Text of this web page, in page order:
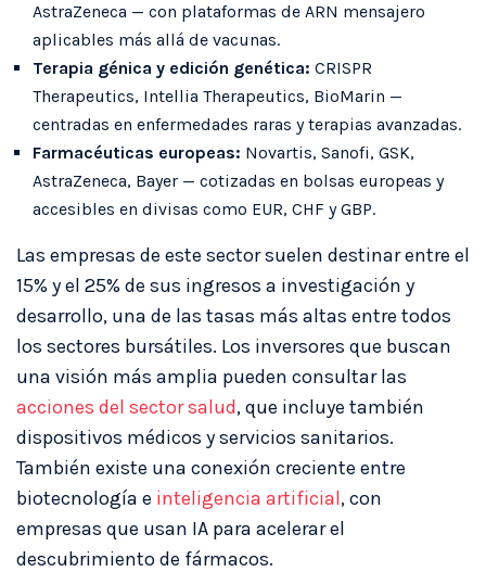
AstraZeneca — con plataformas de ARN mensajero
aplicables más allá de vacunas.
Terapia génica y edición genética: CRISPR
Therapeutics, Intellia Therapeutics, BioMarin —
centradas en enfermedades raras y terapias avanzadas.
Farmacéuticas europeas: Novartis, Sanofi, GSK,
AstraZeneca, Bayer — cotizadas en bolsas europeas y
accesibles en divisas como EUR, CHF y GBP.
Las empresas de este sector suelen destinar entre el
15% y el 25% de sus ingresos a investigación y
desarrollo, una de las tasas más altas entre todos
los sectores bursátiles. Los inversores que buscan
una visión más amplia pueden consultar las
acciones del sector salud, que incluye también
dispositivos médicos y servicios sanitarios.
También existe una conexión creciente entre
biotecnología e inteligencia artificial, con
empresas que usan IA para acelerar el
descubrimiento de fármacos.